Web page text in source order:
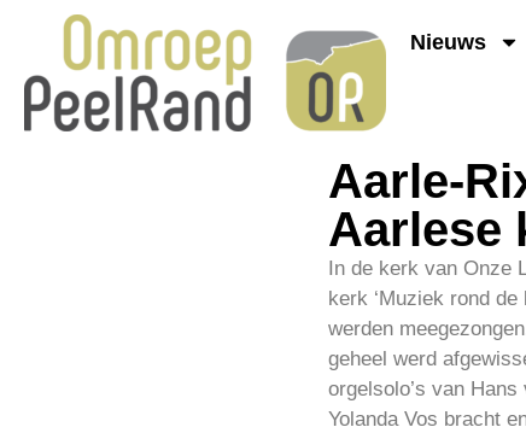
Nieuws
Aarle-
Aarlese
In de kerk van Onze
kerk ‘Muziek rond
werden
geheel werd
orgelsolo’s van
Yolanda Vos bracht